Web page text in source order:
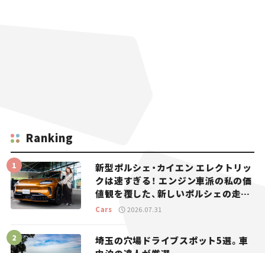
Ranking
新型ポルシェ・カイエン エレクトリッ
クは速すぎる！ エンジン車派の私の価
値観を覆した、新しいポルシェの走
り。
Cars 2026.07.31
埼玉の穴場ドライブスポット5選。車